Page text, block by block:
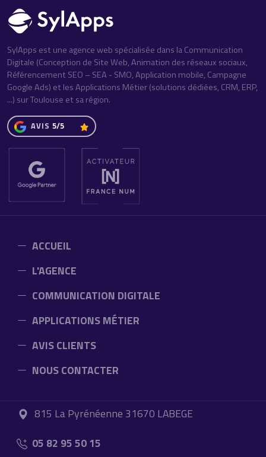
SylApps est une agence web spécialisée dans la Communication
Digitale (Conception de Site Web, Animation des réseaux sociaux,
Référencement SEO – SEA - SMO, Application mobile, Campagne
Google Ads) et les Applications Métier (solutions dédiées, CRM, ERP,
...) sur Toulouse et sa région.
AVIS 5/5
ACCUEIL
L'AGENCE
COMMUNICATION DIGITALE
APPLICATIONS MÉTIER
AVIS CLIENTS
NOUS CONTACTER
815 La Pyrénéenne 31670 LABEGE
05 82 95 50 15